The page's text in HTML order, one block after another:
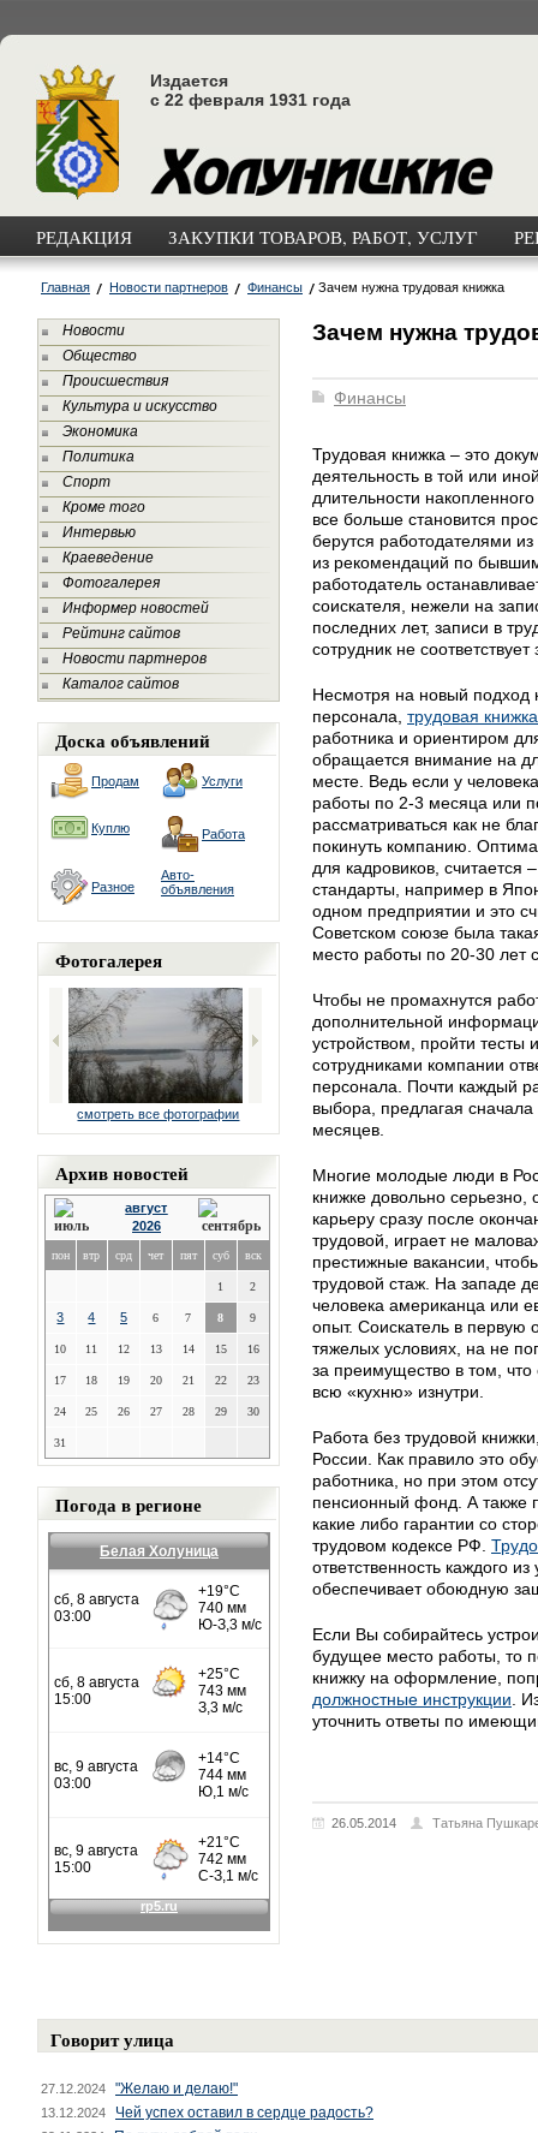
Издается
с 22 февраля 1931 года
РЕДАКЦИЯ ЗАКУПКИ ТОВАРОВ, РАБОТ, УСЛУГ
Главная Новости партнеров Финансы Зачем нужна трудовая книжка
Новости
Общество
Происшествия
Культура и искусство
Экономика
Политика
Спорт
Кроме того
Интервью
Краеведение
Фотогалерея
Информер новостей
Рейтинг сайтов
Новости партнеров
Каталог сайтов
Доска объявлений
Продам Услуги
Куплю Работа
Разное
Авто-
объявления
Фотогалерея
смотреть все фотографии
Архив новостей
август
2026
пон втр срд чет пят суб вск
1 2
3 4 5 6 7 8 9
10 11 12 13 14 15 16
17 18 19 20 21 22 23
24 25 26 27 28 29 30
31
Погода в регионе
Белая Холуница
Зачем нужна
Финансы
Трудовая книжка – это
деятельность в той или
длительности
все больше становится
берутся работодателями
из рекомендаций по
работодатель
соискателя, нежели на
последних лет, записи в
сотрудник не
Несмотря на новый подход
персонала, трудовая книжка
работника и ориентиром
обращается внимание на
месте. Ведь если у
работы по 2-3 месяца или
рассматриваться как не
покинуть компанию.
для кадровиков, считается
стандарты, например в
одном предприятии и это
Советском союзе была
место работы по 20-30 лет
Чтобы не промахнутся
дополнительной
устройством, пройти
сотрудниками компании
персонала. Почти каждый
выбора, предлагая
месяцев.
Многие молодые люди в
книжке довольно серьезно,
карьеру сразу после
трудовой, играет не
престижные вакансии,
трудовой стаж. На западе
человека американца или
опыт. Соискатель в первую
тяжелых условиях, на не
за преимущество в том,
всю «кухню» изнутри.
Работа без трудовой
России. Как правило это
работника, но при этом
пенсионный фонд. А также
какие либо гарантии со
трудовом кодексе РФ.
ответственность каждого
обеспечивает обоюдную
Если Вы собирайтесь
будущее место работы, то
книжку на оформление,
должностные инструкции .
уточнить ответы по
26.05.2014 Татьяна
Говорит улица
27.12.2024 "Желаю и делаю!"
13.12.2024 Чей успех оставил в сердце радость?